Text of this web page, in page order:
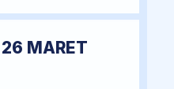
MARET